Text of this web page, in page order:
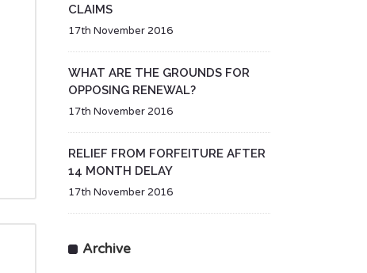
CLAIMS
17th November 2016
WHAT ARE THE GROUNDS FOR
OPPOSING RENEWAL?
17th November 2016
RELIEF FROM FORFEITURE AFTER
14 MONTH DELAY
17th November 2016
Archive